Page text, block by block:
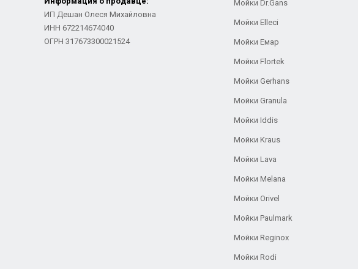
ИП Дешан Олеся Михайловна
ИНН 672214674040
ОГРН 317673300021524
Мойки Dr.Gans
Мойки Elleci
Мойки Емар
Мойки Flortek
Мойки Gerhans
Мойки Granula
Мойки Iddis
Мойки Kraus
Мойки Lava
Мойки Melana
Мойки Orivel
Мойки Paulmark
Мойки Reginox
Мойки Rodi